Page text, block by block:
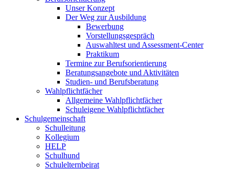
Unser Konzept
Der Weg zur Ausbildung
Bewerbung
Vorstellungsgespräch
Auswahltest und Assessment-Center
Praktikum
Termine zur Berufsorientierung
Beratungsangebote und Aktivitäten
Studien- und Berufsberatung
Wahlpflichtfächer
Allgemeine Wahlpflichtfächer
Schuleigene Wahlpflichtfächer
Schulgemeinschaft
Schulleitung
Kollegium
HELP
Schulhund
Schulelternbeirat